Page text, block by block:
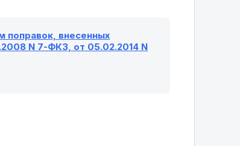
поправок, внесенных
N 7-ФКЗ, от 05.02.2014 N